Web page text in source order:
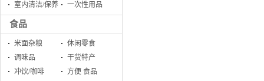
室内清洁/保养
一次性用品
食品
米面杂粮
休闲零食
调味品
干货特产
冲饮/咖啡
方便 食品